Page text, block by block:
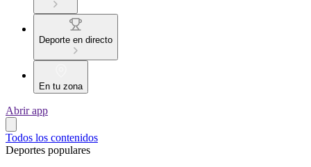
Deporte en directo
En tu zona
Abrir app
Todos los contenidos
Deportes populares